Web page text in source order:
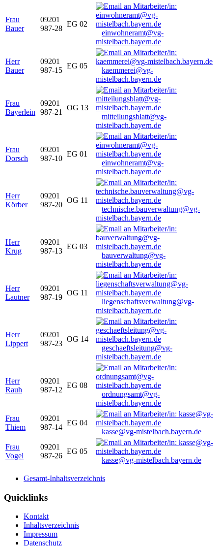
Frau
Bauer
09201
987-28
EG 02
einwohneramt@vg-
mistelbach.bayern.de
Herr
Bauer
09201
987-15
EG 05
kaemmerei@vg-
mistelbach.bayern.de
Frau
Bayerlein
09201
987-21
OG 13
mitteilungsblatt@vg-
mistelbach.bayern.de
Frau
Dorsch
09201
987-10
EG 01
einwohneramt@vg-
mistelbach.bayern.de
Herr
Körber
09201
987-20
OG 11
technische.bauverwaltung@vg-
mistelbach.bayern.de
Herr
Krug
09201
987-13
EG 03
bauverwaltung@vg-
mistelbach.bayern.de
Herr
Lautner
09201
987-19
OG 11
liegenschaftsverwaltung@vg-
mistelbach.bayern.de
Herr
Lippert
09201
987-23
OG 14
geschaeftsleitung@vg-
mistelbach.bayern.de
Herr
Rauh
09201
987-12
EG 08
ordnungsamt@vg-
mistelbach.bayern.de
Frau
Thiem
09201
987-14
EG 04
kasse@vg-mistelbach.bayern.de
Frau
Vogel
09201
987-26
EG 05
kasse@vg-mistelbach.bayern.de
Gesamt-Inhaltsverzeichnis
Quicklinks
Kontakt
Inhaltsverzeichnis
Impressum
Datenschutz